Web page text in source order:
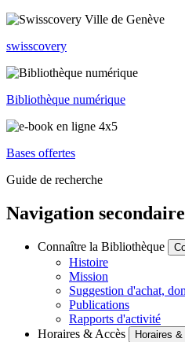
swisscovery
Bibliothèque numérique
Bases offertes
Guide de recherche
Navigation secondaire
Connaître la Bibliothèque
Histoire
Mission
Suggestion d'achat,
Publications
Rapports d'activité
Horaires & Accès
Horaires